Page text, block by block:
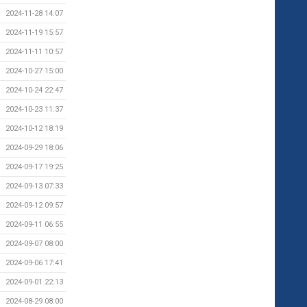
2024-11-28 14:07
2024-11-19 15:57
2024-11-11 10:57
2024-10-27 15:00
2024-10-24 22:47
2024-10-23 11:37
2024-10-12 18:19
2024-09-29 18:06
2024-09-17 19:25
2024-09-13 07:33
2024-09-12 09:57
2024-09-11 06:55
2024-09-07 08:00
2024-09-06 17:41
2024-09-01 22:13
2024-08-29 08:00